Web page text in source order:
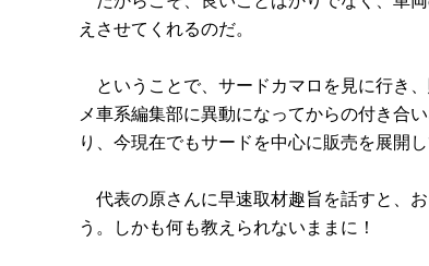
えさせてくれるのだ。
ということで、サードカマロを見に行き
メ車系編集部に異動になってからの付き合
り、今現在でもサードを中心に販売を展開
代表の原さんに早速取材趣旨を話すと、
う。しかも何も教えられないままに！